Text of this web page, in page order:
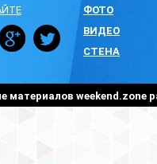
ФОТО
ВИДЕО
СТЕНА
материалов weekend.zone